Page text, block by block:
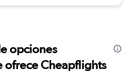
opciones
ofrece Cheapflights